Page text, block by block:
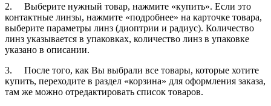
2. Выберите нужный товар, нажмите «купить». Если это
контактные линзы, нажмите «подробнее» на карточке товара,
выберите параметры линз (диоптрии и радиус). Количество
линз указывается в упаковках, количество линз в упаковке
указано в описании.
3. После того, как Вы выбрали все товары, которые хотите
купить, переходите в раздел «корзина» для оформления заказа,
там же можно отредактировать список товаров.